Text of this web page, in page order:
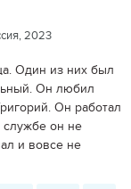
2023
Один из них был
Он любил
Он работал
службе он не
и вовсе не